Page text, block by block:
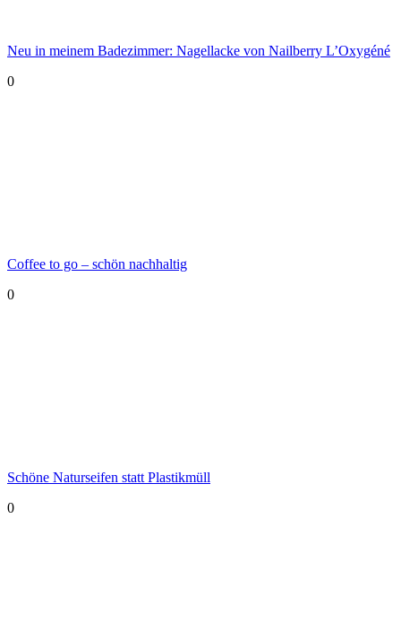
Neu in meinem Badezimmer: Nagellacke von Nailberry L’Oxygéné
0
Coffee to go – schön nachhaltig
0
Schöne Naturseifen statt Plastikmüll
0